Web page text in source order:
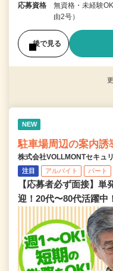
応募資格
無資格・未経験
由2号）
後で見る
NEW
駐車場周辺の案内誘
株式会社VOLLMONTセキュ
注目 アルバイト パート
【応募者必ず面接】
迎！20代〜80代活躍中